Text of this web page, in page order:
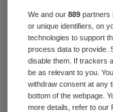
Tanja ten
van toezicht
Careyn.
We and our889 partners
or unique identifiers, on
technologies to support
process data to provide.
disable them. If trackers
be as relevant to you.
withdraw consent at any
bottom of the webpage.
more details, refer to our